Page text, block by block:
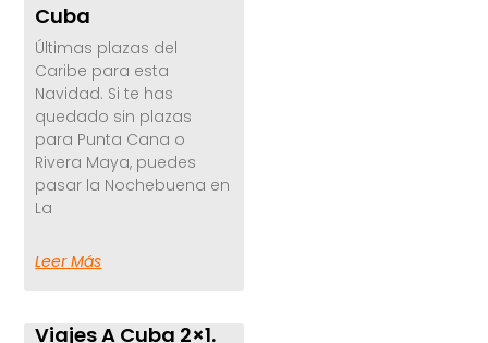
Cuba
Últimas plazas del
Caribe para esta
Navidad. Si te has
quedado sin plazas
para Punta Cana o
Rivera Maya, puedes
pasar la Nochebuena en
La
Leer Más
Viajes A Cuba 2×1.